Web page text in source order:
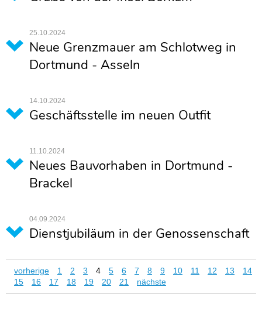
25.10.2024
Neue Grenzmauer am Schlotweg in
Dortmund - Asseln
14.10.2024
Geschäftsstelle im neuen Outfit
11.10.2024
Neues Bauvorhaben in Dortmund -
Brackel
04.09.2024
Dienstjubiläum in der Genossenschaft
vorherige 1 2 3 4 5 6 7 8 9 10 11 12 13
14
15
16 17 18 19 20 21 nächste